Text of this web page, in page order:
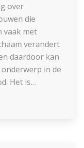
over
die
vaak met
verandert
daardoor kan
in de
Het is…